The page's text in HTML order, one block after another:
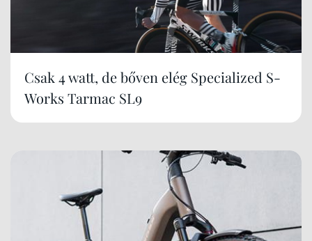
Csak 4 watt, de bőven elég Specialized S-
Works Tarmac SL9